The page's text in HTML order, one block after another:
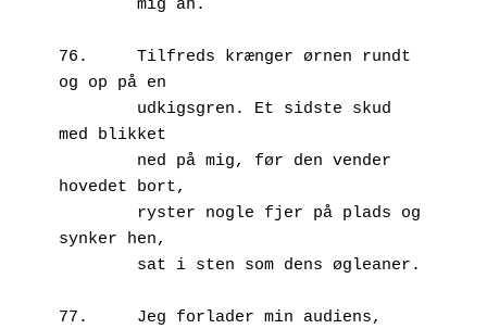
76.	Tilfreds krænger ørnen rundt
og op på en
med blikket
hovedet bort,
synker hen,
77.	Jeg forlader min audiens,